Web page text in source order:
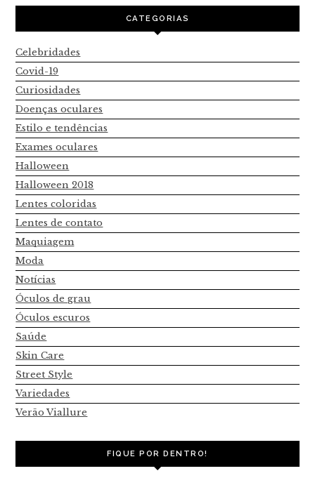
CATEGORIAS
Celebridades
Covid-19
Curiosidades
Doenças oculares
Estilo e tendências
Exames oculares
Halloween
Halloween 2018
Lentes coloridas
Lentes de contato
Maquiagem
Moda
Notícias
Óculos de grau
Óculos escuros
Saúde
Skin Care
Street Style
Variedades
Verão Viallure
FIQUE POR DENTRO!